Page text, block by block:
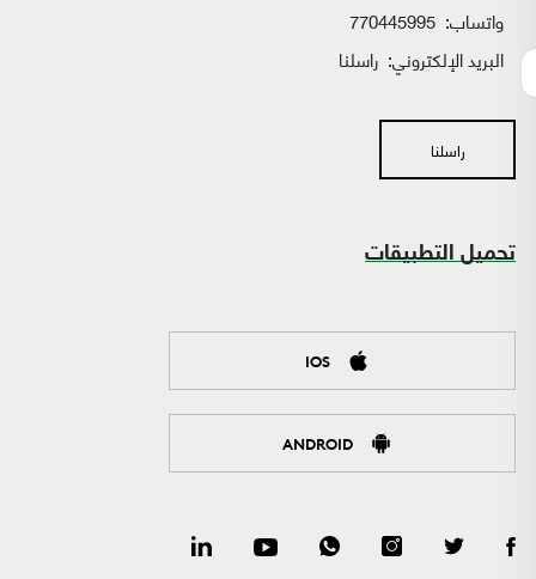
واتساب:
البريد الإلكتروني: راسلنا
راسلنا
تحميل التطبيقات
IOS
ANDROID